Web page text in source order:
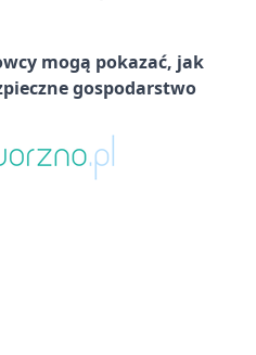
mogą pokazać, jak
gospodarstwo